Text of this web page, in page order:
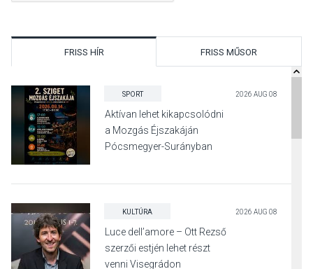
FRISS HÍR FRISS MŰSOR
SPORT 2026 AUG 08
Aktívan lehet kikapcsolódni
a Mozgás Éjszakáján
Pócsmegyer-Surányban
KULTÚRA 2026 AUG 08
Luce dell’amore – Ott Rezső
szerzői estjén lehet részt
venni Visegrádon